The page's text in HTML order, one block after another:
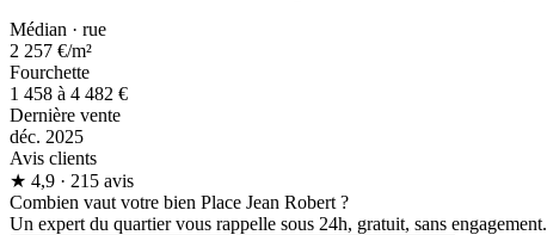
Médian · rue
2 257 €/m²
Fourchette
1 458 à 4 482 €
Dernière vente
déc. 2025
Avis clients
★ 4,9 · 215 avis
Combien vaut votre bien Place Jean Robert ?
Un expert du quartier vous rappelle sous 24h, gratuit, sans engagement.